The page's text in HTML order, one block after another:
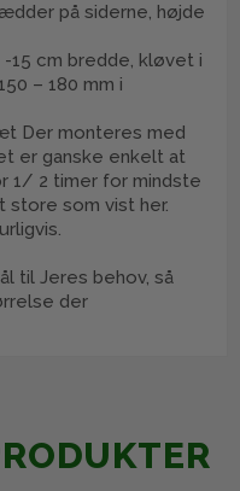
på siderne, højde
15 cm bredde, kløvet i
– 180 mm i
Der monteres med
er ganske enkelt at
1/ 2 timer for mindste
store som vist her.
til Jeres behov, så
der